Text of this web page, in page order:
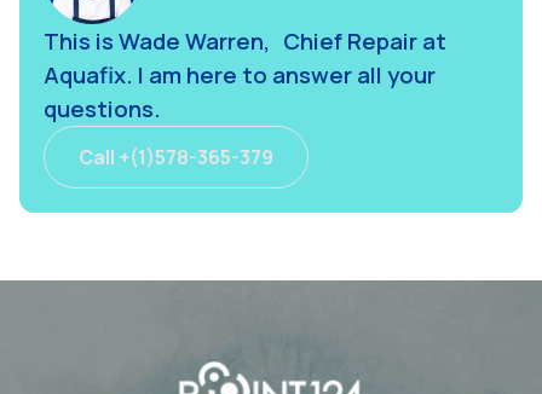
This is Wade Warren, Chief Repair at
Aquafix. I am here to answer all your
questions.
Call +(1)578-365-379
Call +(1)578-365-379